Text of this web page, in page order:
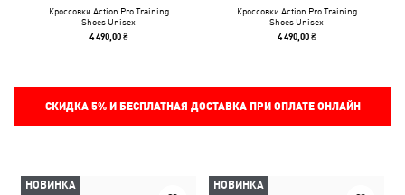
Кроссовки Action Pro Training
Shoes Unisex
4 490,00 ₴
Кроссовки Action Pro Training
Shoes Unisex
4 490,00 ₴
СКИДКА 5%И БЕСПЛАТНАЯ ДОСТАВКА ПРИ ОПЛАТЕ ОНЛАЙН
НОВИНКА НОВИНКА